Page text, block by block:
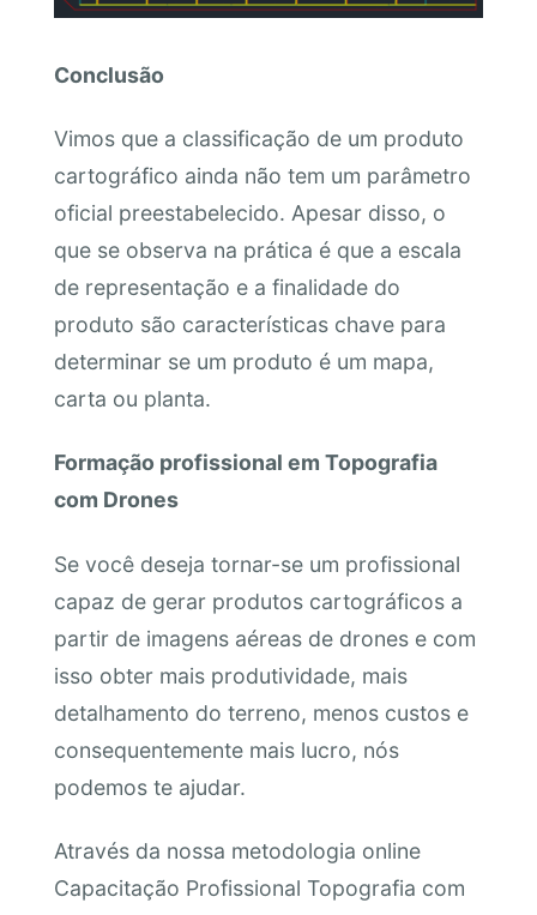
Conclusão
Vimos que a classificação de um produto
cartográfico ainda não tem um parâmetro
oficial preestabelecido. Apesar disso, o
que se observa na prática é que a escala
de representação e a finalidade do
produto são características chave para
determinar se um produto é um mapa,
carta ou planta.
Formação profissional em Topografia
com Drones
Se você deseja tornar-se um profissional
capaz de gerar produtos cartográficos a
partir de imagens aéreas de drones e com
isso obter mais produtividade, mais
detalhamento do terreno, menos custos e
consequentemente mais lucro, nós
podemos te ajudar.
Através da nossa metodologia online
Capacitação Profissional Topografia com